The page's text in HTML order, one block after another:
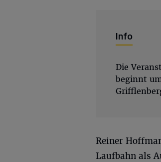
Info
Die
beginnt
Reiner
Laufbahn als